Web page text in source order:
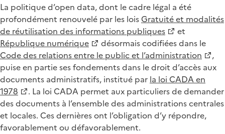
La politique d’open data, dont le cadre légal a été
profondément renouvelé par les loisGratuité et modalités
de réutilisation des informations publiques
et
République numérique
désormais codifiées dans le
Code des relations entre le public et l’administration
,
puise en partie ses fondements dans le droit d’accès aux
documents administratifs, institué par la loi CADA en
1978
. La loi CADA permet aux particuliers de demander
des documents à l’ensemble des administrations centrales
et locales. Ces dernières ont l’obligation d’y répondre,
favorablement ou défavorablement.